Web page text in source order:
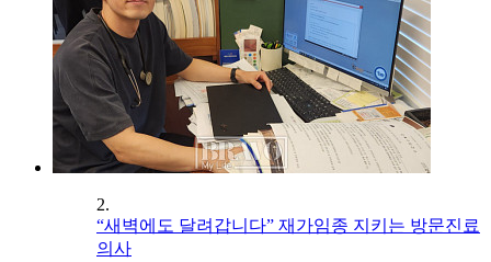
2.
“새벽에도 달려갑니다” 재가임종 지키는 방문진료
의사